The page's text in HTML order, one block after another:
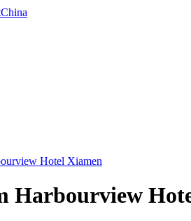
Hotel Xiamen
Harbourview